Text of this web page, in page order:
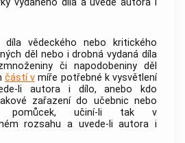
díla vědeckého nebo kritického
děl nebo i drobná vydaná díla
či napodobeniny děl
částí v míře potřebné k vysvětlení
li autora i dílo, anebo kdo
zařazení do učebnic nebo
pomůcek, učiní-li tak v
rozsahu a uvede-li autora i